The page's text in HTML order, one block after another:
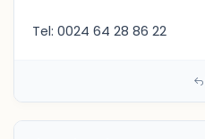
Tel: 0024 64 28 86 22